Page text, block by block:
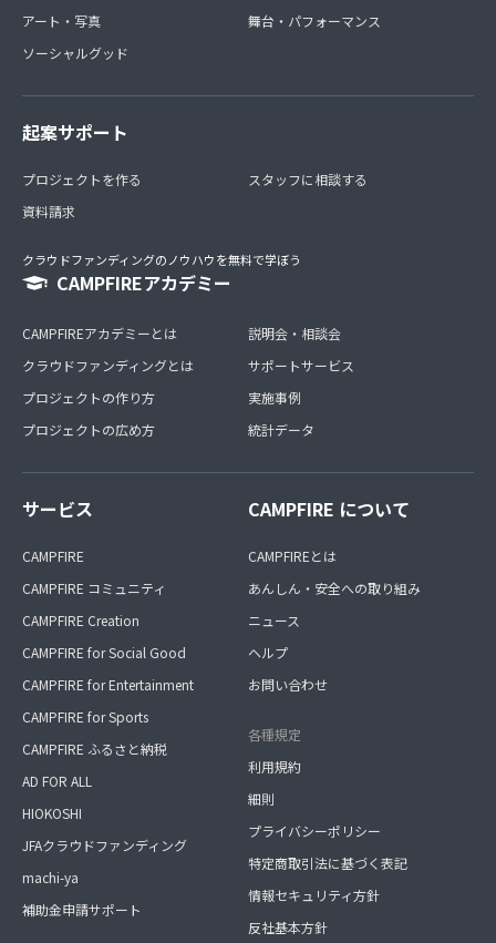
アート・写真
ソーシャルグッド
舞台・パフォーマンス
起案サポート
プロジェクトを作る
資料請求
スタッフに相談する
クラウドファンディングのノウハウを無料で学ぼう
CAMPFIREアカデミー
CAMPFIREアカデミーとは
クラウドファンディングとは
プロジェクトの作り方
プロジェクトの広め方
説明会・相談会
サポートサービス
実施事例
統計データ
サービス
CAMPFIRE
CAMPFIRE コミュニティ
CAMPFIRE Creation
CAMPFIRE for Social Good
CAMPFIRE for Entertainment
CAMPFIRE for Sports
CAMPFIRE ふるさと納税
AD FOR ALL
HIOKOSHI
JFAクラウドファンディング
machi-ya
補助金申請サポート
CAMPFIRE について
CAMPFIREとは
あんしん・安全への取り組み
ニュース
ヘルプ
お問い合わせ
各種規定
利用規約
細則
プライバシーポリシー
特定商取引法に基づく表記
情報セキュリティ方針
反社基本方針